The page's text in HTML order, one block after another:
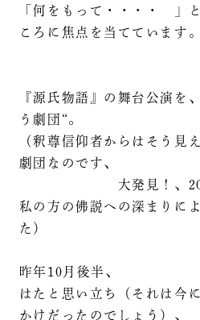
「何をもって・・・・ 」
ころに焦点を当てています。
『源氏物語』の舞台公演を
う劇団“。
（釈尊信仰者からはそう見
劇団なのです、
大発見！、20年も
私の方の佛説への深まりに
た）
昨年10月後半、
はたと思い立ち（それは今
かけだったのでしょう）、